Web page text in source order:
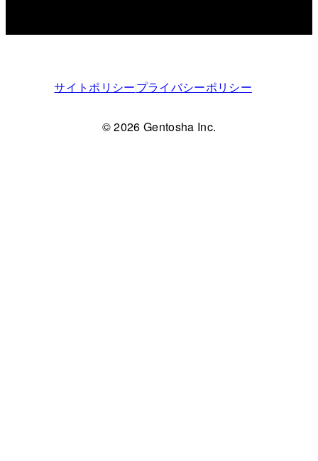
サイトポリシープライバシーポリシー
© 2026 Gentosha Inc.